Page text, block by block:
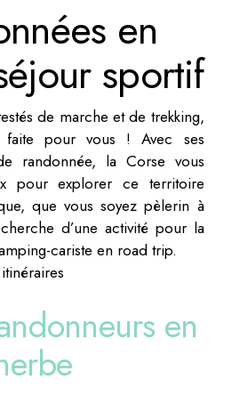
en
sportif
de marche et de trekking,
faite pour vous ! Avec ses
randonnée, la Corse vous
pour explorer ce territoire
que vous soyez pèlerin à
d’une activité pour la
cariste en road trip.
en